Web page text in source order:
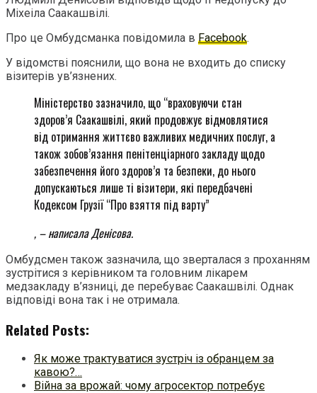
Міхеіла Саакашвілі.
Про це Омбудсманка повідомила в Facebook.
У відомстві пояснили, що вона не входить до списку
візитерів ув’язнених.
Міністерство зазначило, що “враховуючи стан
здоров’я Саакашвілі, який продовжує відмовлятися
від отримання життєво важливих медичних послуг, а
також зобов’язання пенітенціарного закладу щодо
забезпечення його здоров’я та безпеки, до нього
допускаються лише ті візитери, які передбачені
Кодексом Грузії “Про взяття під варту”
, – написала Денісова.
Омбудсмен також зазначила, що зверталася з проханням
зустрітися з керівником та головним лікарем
медзакладу в’язниці, де перебуває Саакашвілі. Однак
відповіді вона так і не отримала.
Related Posts:
Як може трактуватися зустріч із обранцем за
кавою?…
Війна за врожай: чому агросектор потребує